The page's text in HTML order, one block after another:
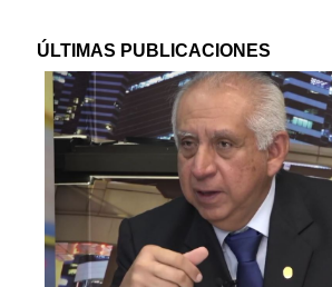
ÚLTIMAS PUBLICACIONES